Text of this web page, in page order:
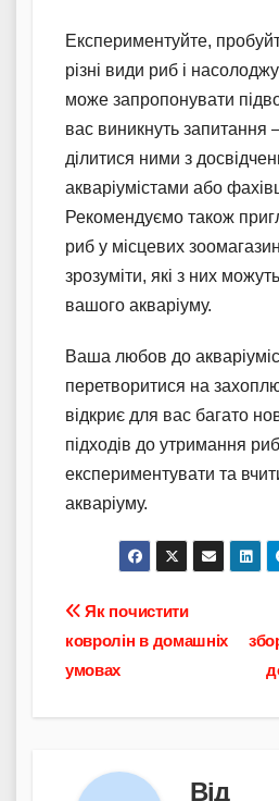
Експериментуйте,
різні види риб і
може запропонувати
вас виникнуть запитання
ділитися ними з
акваріумістами або
Рекомендуємо також
риб у місцевих
зрозуміти, які з них
вашого акваріуму.
Ваша любов до
перетворитися на
відкриє для вас багато
підходів до утримання
експериментувати та
акваріуму.
Навігація
записів
Як почистити
ковролін в домашніх
умовах
Від